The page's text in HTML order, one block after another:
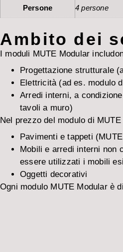
Persone 4 persone
Ambito dei
I moduli MUTE Modular
Progettazione strutturale
Elettricità (ad es. modulo
Arredi interni, a
tavoli a muro)
Nel prezzo del modulo di MUTE
Pavimenti e tappeti
Mobili e arredi interni non
essere utilizzati i mobili
Oggetti decorativi
Ogni modulo MUTE Modular è